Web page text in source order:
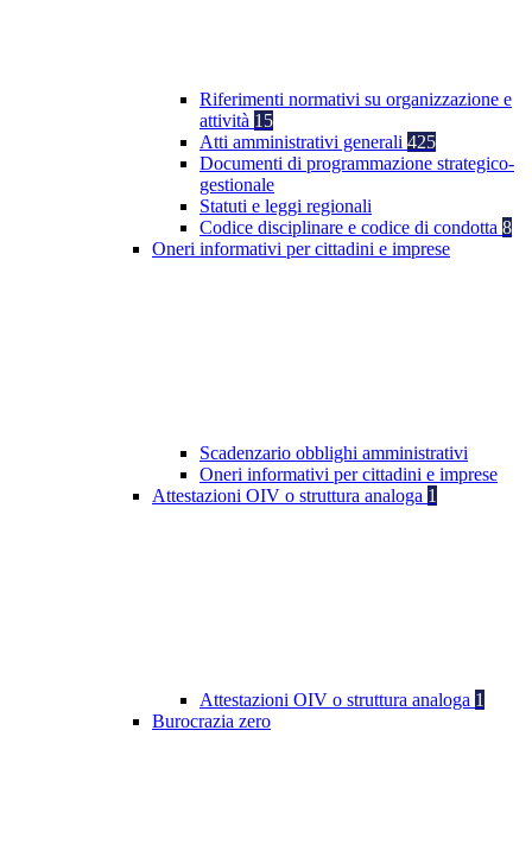
Riferimenti normativi su organizzazione e
attività 15
Atti amministrativi generali 425
Documenti di programmazione strategico-
gestionale
Statuti e leggi regionali
Codice disciplinare e codice di condotta 8
Oneri informativi per cittadini e imprese
Scadenzario obblighi amministrativi
Oneri informativi per cittadini e imprese
Attestazioni OIV o struttura analoga 1
Attestazioni OIV o struttura analoga 1
Burocrazia zero